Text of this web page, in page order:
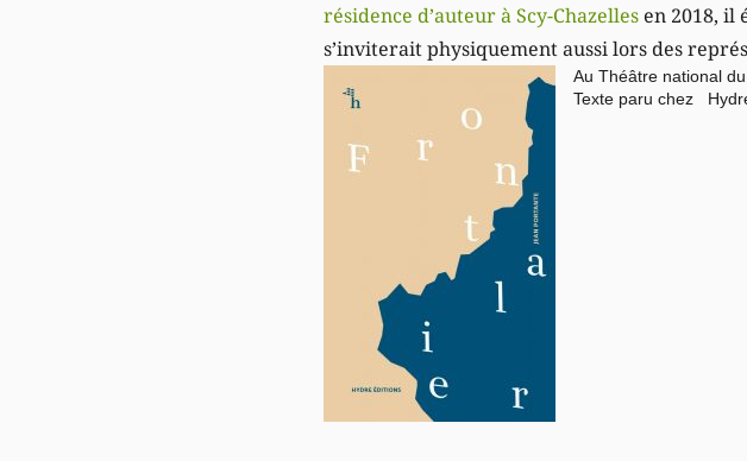
résidence d’auteur à Scy-Chazellesen 2018, il
s’inviterait physiquement aussi lors des
Au Théâtre national
Texte paru chez